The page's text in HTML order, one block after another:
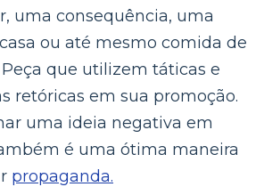
uma consequência, uma
ou até mesmo comida de
que utilizem táticas e
retóricas em sua promoção.
uma ideia negativa em
é uma ótima maneira
propaganda.